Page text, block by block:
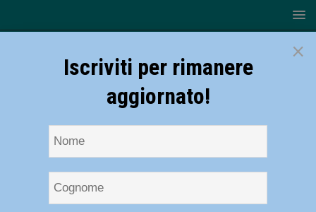
×
Iscriviti per rimanere
aggiornato!